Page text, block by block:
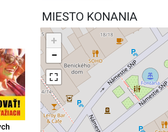
MIESTO KONANIA
+
−